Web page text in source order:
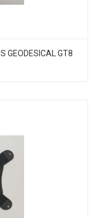
GEODESICAL GT8